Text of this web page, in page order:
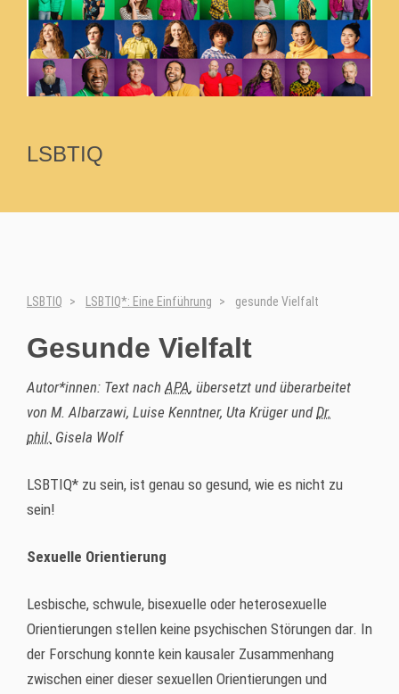
LSBTIQ
LSBTIQ LSBTIQ*: Eine Einführung gesunde Vielfalt
Gesunde Vielfalt
Autor*innen: Text nachAPA, übersetzt und überarbeitet
von M. Albarzawi, Luise Kenntner, Uta Krüger undDr.
phil. Gisela Wolf ​​​​​
LSBTIQ* zu sein, ist genau so gesund, wie es nicht zu
sein!
Sexuelle Orientierung
Lesbische, schwule, bisexuelle oder heterosexuelle
Orientierungen stellen keine psychischen Störungen dar. In
der Forschung konnte kein kausaler Zusammenhang
zwischen einer dieser sexuellen Orientierungen und